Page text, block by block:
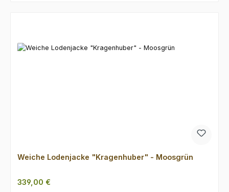
Weiche Lodenjacke "Kragenhuber" - Moosgrün
Regulärer Preis:
339,00 €